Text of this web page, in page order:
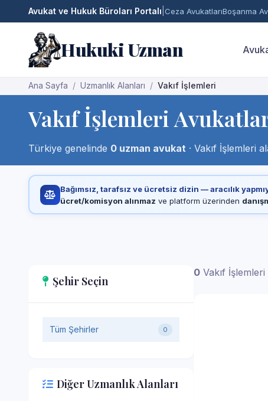
Avukat ve Hukuk Büroları Portalı Ceza AvukatlarıBoşanma
Hukuki Uzman
Ana Sayfa Uzmanlık Alanları Vakıf İşlemleri
Vakıf İşlemleri
Türkiye genelinde 0 uzman avukat · Vakıf İşlemleri
Bağımsız, tarafsız ve ücretsiz dizin — aracılık
ücret/komisyon alınmaz ve platform üzerinden
Şehir Seçin
Tüm Şehirler 0
Diğer Uzmanlık Alanları
0 Vakıf